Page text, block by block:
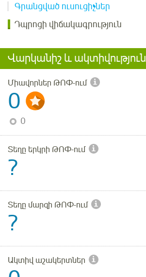
Գրանցված ուսուցիչներ
Դպրոցի վիճակագրություն
Վարկանիշ և ակտիվություն
Միավորներ ԹՈՓ-ում
0
0
Տեղը երկրի ԹՈՓ-ում
?
Տեղը մարզի ԹՈՓ-ում
?
Ակտիվ աշակերտներ